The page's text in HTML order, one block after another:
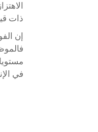
ذات
إن
في